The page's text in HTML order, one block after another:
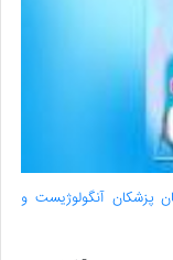
پزشکان آنگولوژیست و